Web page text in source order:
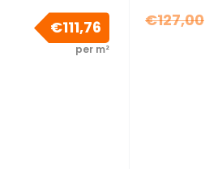
Verkoopprijs
€111,76
per m²
Normale
€127,00